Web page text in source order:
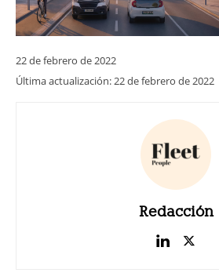
22 de febrero de 2022
Última actualización:22 de febrero de 2022
Redacción